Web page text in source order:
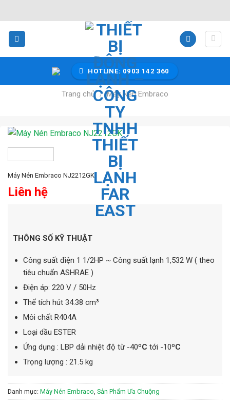
qua
nội
dung
HOTLINE: 0903 142 360
Trang chủ / Máy Nén Embraco
Máy Nén Embraco NJ2212GK
Liên hệ
THÔNG SỐ KỸ THUẬT
Công suất điện 1 1/2HP ~ Công suất lạnh 1,532 W ( theo
tiêu chuẩn ASHRAE )
Điện áp: 220 V / 50Hz
Thể tích hút 34.38 cm³
Môi chất R404A
Loại dầu ESTER
Ứng dụng : LBP dải nhiệt độ từ -40ºC tới -10ºC
Trọng lượng : 21.5 kg
Danh mục: Máy Nén Embraco, Sản Phẩm Ưa Chuộng